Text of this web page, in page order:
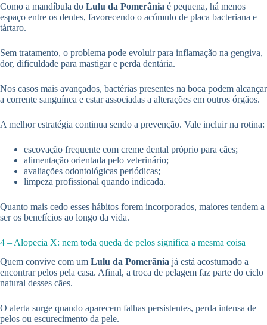
Como a mandíbula do Lulu da Pomerânia é pequena, há menos
espaço entre os dentes, favorecendo o acúmulo de placa bacteriana e
tártaro.
Sem tratamento, o problema pode evoluir para inflamação na gengiva,
dor, dificuldade para mastigar e perda dentária.
Nos casos mais avançados, bactérias presentes na boca podem alcançar
a corrente sanguínea e estar associadas a alterações em outros órgãos.
A melhor estratégia continua sendo a prevenção. Vale incluir na rotina:
escovação frequente com creme dental próprio para cães;
alimentação orientada pelo veterinário;
avaliações odontológicas periódicas;
limpeza profissional quando indicada.
Quanto mais cedo esses hábitos forem incorporados, maiores tendem a
ser os benefícios ao longo da vida.
4 – Alopecia X: nem toda queda de pelos significa a mesma coisa
Quem convive com um Lulu da Pomerânia já está acostumado a
encontrar pelos pela casa. Afinal, a troca de pelagem faz parte do ciclo
natural desses cães.
O alerta surge quando aparecem falhas persistentes, perda intensa de
pelos ou escurecimento da pele.